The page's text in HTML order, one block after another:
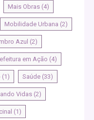
Mais Obras (4)
Mobilidade Urbana (2)
Azul (2)
em Ação (4)
(1) Saúde (33)
Vidas (2)
(1)